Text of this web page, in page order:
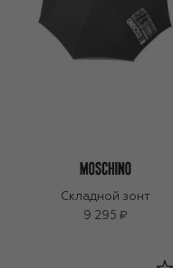
Складной зонт
9 295 ₽